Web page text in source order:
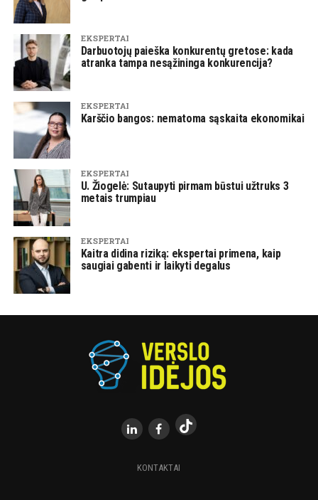
EKSPERTAI
Darbuotojų paieška konkurentų gretose: kada
atranka tampa nesąžininga konkurencija?
EKSPERTAI
Karščio bangos: nematoma sąskaita ekonomikai
EKSPERTAI
U. Žiogelė: Sutaupyti pirmam būstui užtruks 3
metais trumpiau
EKSPERTAI
Kaitra didina riziką: ekspertai primena, kaip
saugiai gabenti ir laikyti degalus
KONTAKTAI